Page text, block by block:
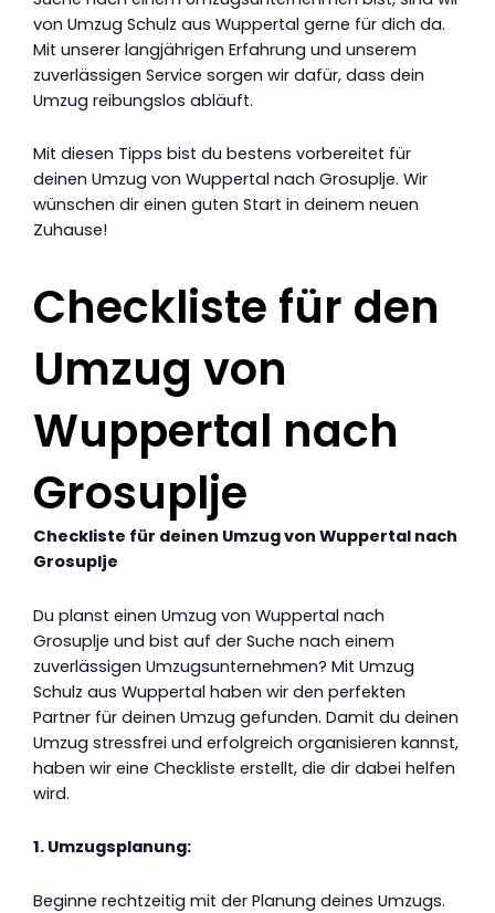
von Umzug Schulz aus Wuppertal gerne für dich da.
Mit unserer langjährigen Erfahrung und unserem
zuverlässigen Service sorgen wir dafür, dass dein
Umzug reibungslos abläuft.
Mit diesen Tipps bist du bestens vorbereitet für
deinen Umzug von Wuppertal nach Grosuplje. Wir
wünschen dir einen guten Start in deinem neuen
Zuhause!
Checkliste für den
Umzug von
Wuppertal nach
Grosuplje
Checkliste für deinen Umzug von Wuppertal nach
Grosuplje
Du planst einen Umzug von Wuppertal nach
Grosuplje und bist auf der Suche nach einem
zuverlässigen Umzugsunternehmen? Mit Umzug
Schulz aus Wuppertal haben wir den perfekten
Partner für deinen Umzug gefunden. Damit du deinen
Umzug stressfrei und erfolgreich organisieren kannst,
haben wir eine Checkliste erstellt, die dir dabei helfen
wird.
1. Umzugsplanung:
Beginne rechtzeitig mit der Planung deines Umzugs.